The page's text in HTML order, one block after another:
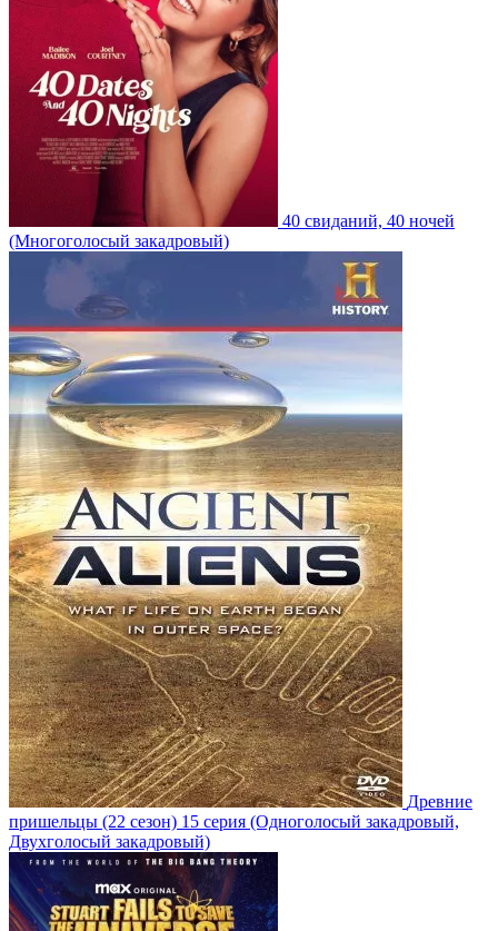
40 свиданий, 40 ночей
(Многоголосый закадровый)
Древние
пришельцы (22 сезон) 15 серия (Одноголосый закадровый,
Двухголосый закадровый)